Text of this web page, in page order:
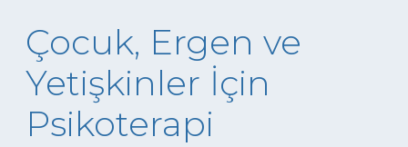
Çocuk, Ergen ve
Yetişkinler İçin
Psikoterapi